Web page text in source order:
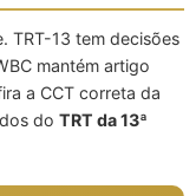
TRT-13 tem decisões
mantém artigo
a CCT correta da
do TRT da 13ª